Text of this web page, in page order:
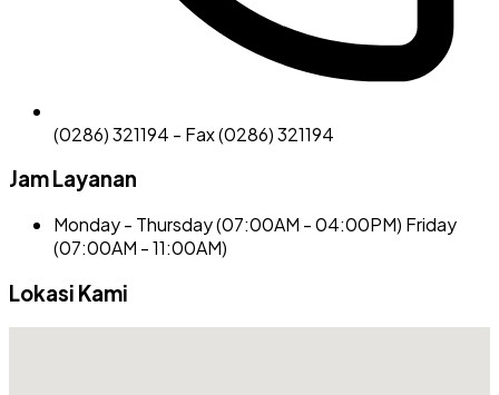
(0286) 321194 - Fax (0286) 321194
Jam Layanan
Monday - Thursday (07:00AM - 04:00PM) Friday
(07:00AM - 11:00AM)
Lokasi Kami